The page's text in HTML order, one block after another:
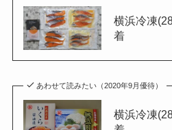
横浜冷凍
着
あわせて読みたい（2020年9月優待）
横浜冷凍